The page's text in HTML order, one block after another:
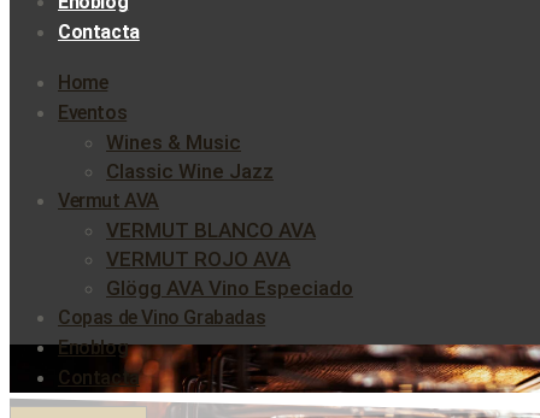
Contacta
Home
Eventos
Wines & Music
Classic Wine Jazz
Vermut AVA
VERMUT BLANCO AVA
VERMUT ROJO AVA
Glögg AVA Vino Especiado
Copas de Vino Grabadas
Enoblog
Contacta